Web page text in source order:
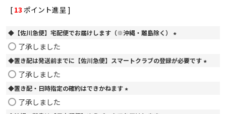
[ 13 ポイント進呈 ]
◆【佐川急便】宅配便でお届けします（※沖縄・離島除く）
須
了承しました
◆置き配は発送前までに【佐川急便】スマートクラブの登録が必要です
了承しました
◆置き配・日時指定の確約はできかねます
了承しました